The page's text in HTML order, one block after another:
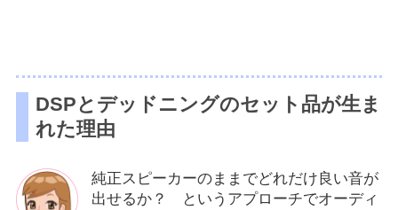
DSPとデッドニングのセット品が生ま
れた理由
純正スピーカーのままでどれだけ良い音が
出せるか？ というアプローチでオーディ